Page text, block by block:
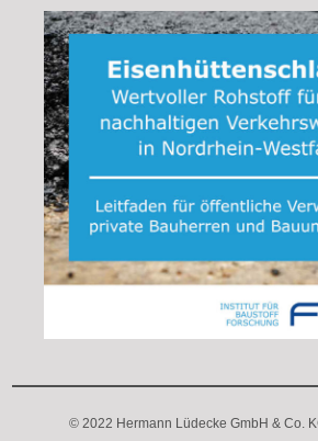
© 2022 Hermann Lüdecke GmbH & Co.